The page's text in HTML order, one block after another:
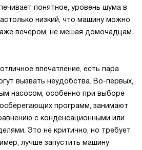
понятное, уровень шума в
низкий, что машину можно
вечером, не мешая домочадцам.
впечатление, есть пара
вызвать неудобства. Во-первых,
насосом, особенно при выборе
программ, занимают
с конденсационными или
Это не критично, но требует
лучше запустить машину